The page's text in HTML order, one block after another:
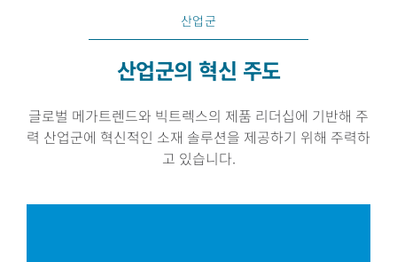
산업군
산업군의 혁신 주도
글로벌 메가트렌드와 빅트렉스의 제품 리더십에 기반해 주
력 산업군에 혁신적인 소재 솔루션을 제공하기 위해 주력하
고 있습니다.